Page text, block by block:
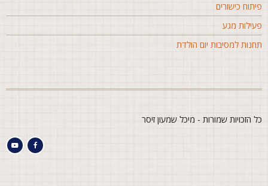
כישורים
מגע
למסיבות יום הולדת
הזכויות שמורות - מיכל שמעון זיסר